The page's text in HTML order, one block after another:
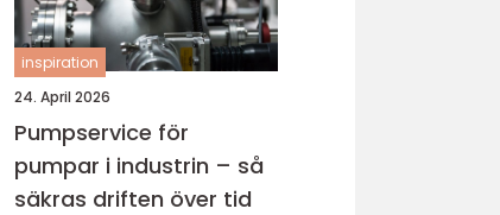
inspiration
24. April 2026
Pumpservice för
pumpar i industrin – så
säkras driften över tid